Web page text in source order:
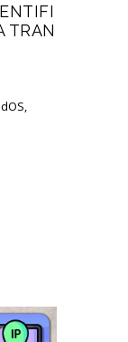
TRAN